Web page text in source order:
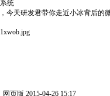
统
今天研发君带你走近小冰背后
网页版 2015-04-26 15:17